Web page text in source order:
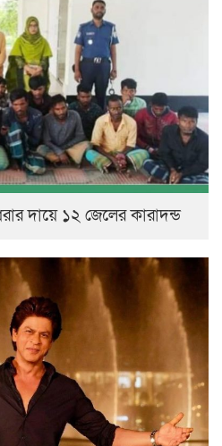
দায়ে ১২ জেলের কারাদন্ড